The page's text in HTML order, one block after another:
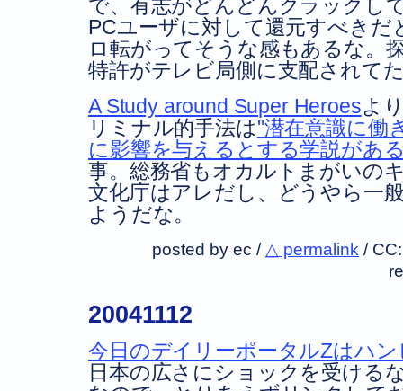
で、有志がどんどんクラックし
PCユーザに対して還元すべきだ
ロ転がってそうな感もあるな。
特許がテレビ局側に支配されて
A Study around Super Heroesよ
リミナル的手法は 潜在意識に働
に影響を与えるとする学説があ
事。総務省もオカルトまがいの
文化庁はアレだし、どうやら一
ようだな。
posted by ec / △ permalink /
20041112
今日のデイリーポータルZはハ
日本の広さにショックを受ける